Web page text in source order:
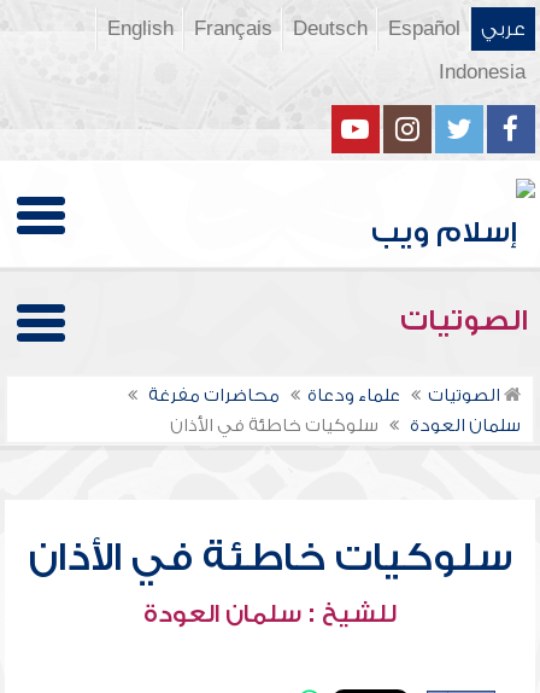
عربي Español
Deutsch
Français
English
Indonesia
الصوتيات
الصوتيات علماء ودعاة
محاضرات مفرغة
سلمان العودة
سلوكيات خاطئة في الأذان
سلوكيات خاطئة في الأذان
للشيخ : سلمان العودة